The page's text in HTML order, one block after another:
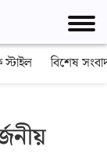
বিশেষ